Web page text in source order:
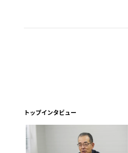
トップインタビュー